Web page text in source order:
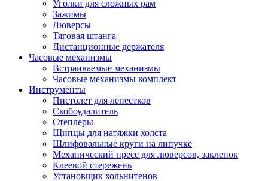
Уголки для сложных рам
Зажимы
Люверсы
Тяговая штанга
Дистанционные держателя
Часовые механизмы
Встраиваемые механизмы
Часовые механизмы комплект
Инструменты
Пистолет для лепестков
Скобоудалитель
Степлеры
Щипцы для натяжки холста
Шлифовальные круги на липучке
Механический пресс для люверсов, заклепок
Клеевой стережень
Установщик хольнитенов